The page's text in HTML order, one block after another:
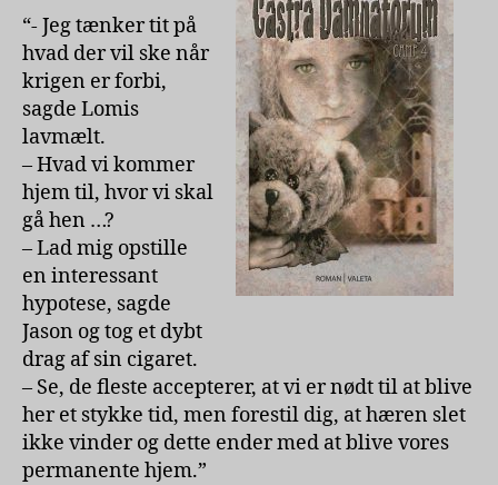
Leis
“- Jeg tænker tit på
hvad der vil ske når
krigen er forbi,
sagde Lomis
lavmælt.
– Hvad vi kommer
hjem til, hvor vi skal
gå hen …?
– Lad mig opstille
en interessant
hypotese, sagde
Jason og tog et dybt
drag af sin cigaret.
– Se, de fleste accepterer, at vi er nødt til at blive
her et stykke tid, men forestil dig, at hæren slet
ikke vinder og dette ender med at blive vores
permanente hjem.”